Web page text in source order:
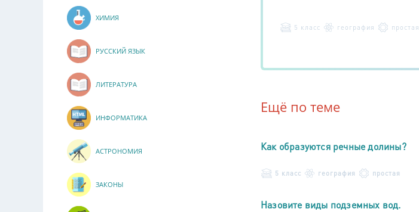
5 класс география простая
Ещё по теме
Как образуются речные долины?
5 класс география простая
Назовите виды подземных вод.
ХИМИЯ
РУССКИЙ ЯЗЫК
ЛИТЕРАТУРА
ИНФОРМАТИКА
АСТРОНОМИЯ
ЗАКОНЫ